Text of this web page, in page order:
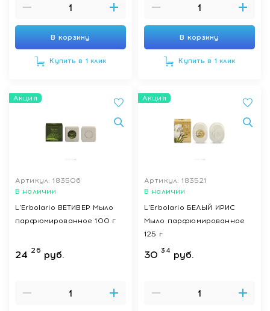
В корзину
Купить в 1 клик
В корзину
Купить в 1 клик
Акция
Артикул: 183506
В наличии
L'Erbolario ВЕТИВЕР Мыло
парфюмированное 100 г
24 26 руб.
Акция
Артикул: 183521
В наличии
L'Erbolario БЕЛЫЙ ИРИС
Мыло парфюмированное
125 г
30 34 руб.